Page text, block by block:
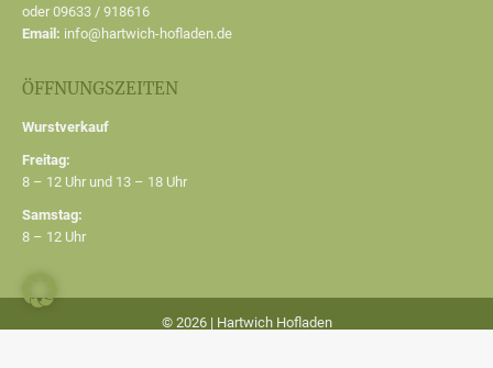
oder 09633 / 918616
Email: info@hartwich-hofladen.de
ÖFFNUNGSZEITEN
Wurstverkauf
Freitag:
8 – 12 Uhr und 13 – 18 Uhr
Samstag:
8 – 12 Uhr
© 2026 | Hartwich Hofladen